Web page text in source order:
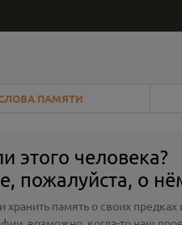
ПАМЯТИ
этого человека?
пожалуйста, о
память о своих предках